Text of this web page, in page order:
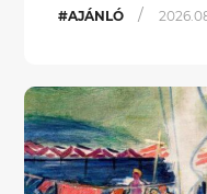
#AJÁNLÓ /